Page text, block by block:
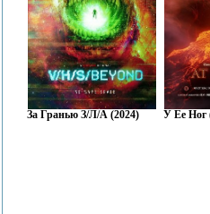
За Гранью З/Л/А (2024) У Ее Ног